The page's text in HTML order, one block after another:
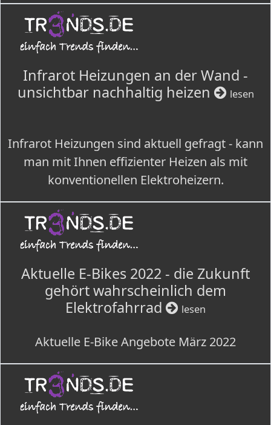
Infrarot Heizungen an der Wand -
unsichtbar nachhaltig heizen
lesen
Infrarot Heizungen sind aktuell gefragt - kann
man mit Ihnen effizienter Heizen als mit
konventionellen Elektroheizern.
Aktuelle E-Bikes 2022 - die Zukunft
gehört wahrscheinlich dem
Elektrofahrrad
lesen
Aktuelle E-Bike Angebote März 2022